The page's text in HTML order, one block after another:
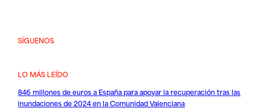
SÍGUENOS
LO MÁS LEÍDO
846 millones de euros a España para apoyar la recuperación tras las
inundaciones de 2024 en la Comunidad Valenciana